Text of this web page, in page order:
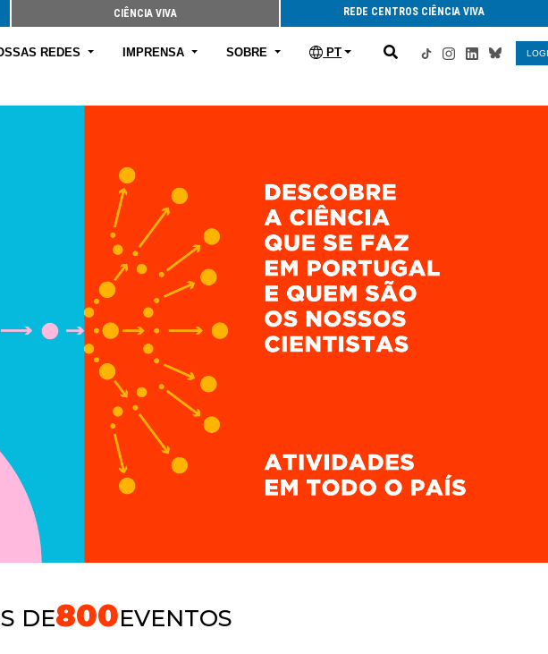
CIÊNCIA VIVA REDE CENTROS CIÊNCIA VIVA
REDES IMPRENSA SOBRE PT
DE800EVENTOS